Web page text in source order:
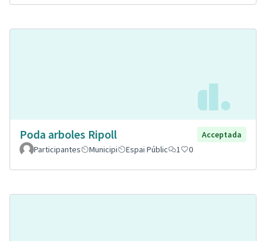
Poda arboles Ripoll
Acceptada
Participantes
Municipi Espai Públic 1 0